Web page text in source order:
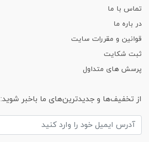
تماس با ما
در باره ما
قوانین و مقررات سایت
ثبت شکایت
پرسش های متداول
از تخفیف‌ها و جدیدترین‌های ما باخبر شوید: